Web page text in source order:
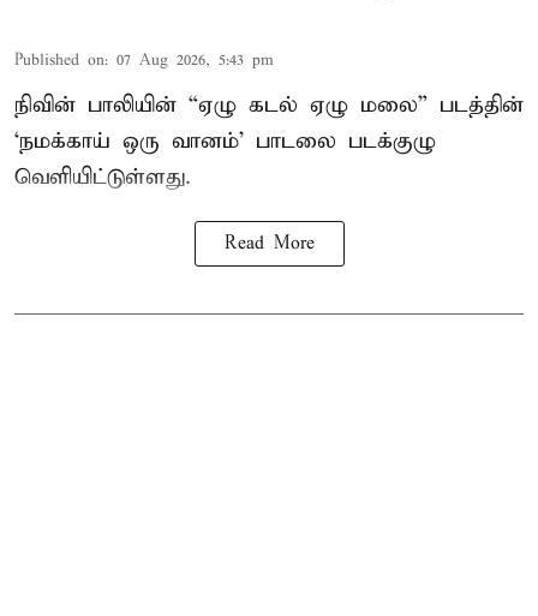
Published on: 07 Aug 2026, 5:43 pm
நிவின் பாலியின் “ஏழு கடல் ஏழு மலை” படத்தின்
‘நமக்காய் ஒரு வானம்’ பாடலை படக்குழு
வெளியிட்டுள்ளது.
Read More